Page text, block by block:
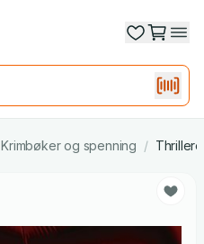
Krimbøker og spenning / Thrillere